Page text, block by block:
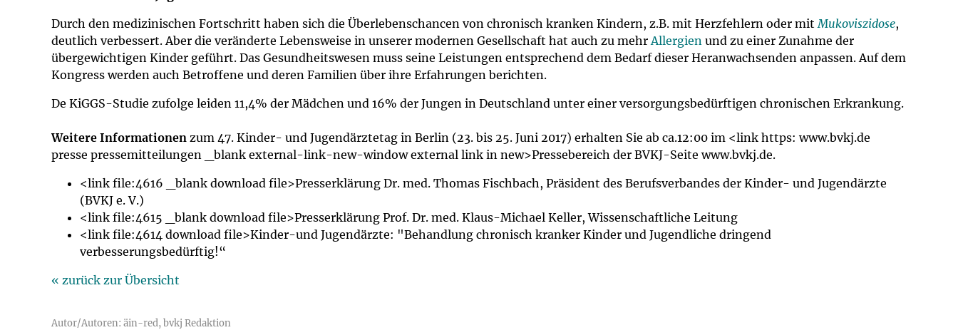
Häufige Fragen
Vorsorge- und Impferinnerung
Hörlexikon
Entwicklungskalender
U0-Vorsorge
Durch den medizinischen Fortschritt haben sich die Überlebenschancen von chronisch kranken Kindern, z.B. mit Herzfehlern oder mitMukoviszidose,
deutlich verbessert. Aber die veränderte Lebensweise in unserer modernen Gesellschaft hat auch zu mehrAllergien und zu einer Zunahme der
übergewichtigen Kinder geführt. Das Gesundheitswesen muss seine Leistungen entsprechend dem Bedarf dieser Heranwachsenden anpassen. Auf dem
Kongress werden auch Betroffene und deren Familien über ihre Erfahrungen berichten.
De KiGGS-Studie zufolge leiden 11,4% der Mädchen und 16% der Jungen in Deutschland unter einer versorgungsbedürftigen chronischen Erkrankung.
Weitere Informationen zum 47. Kinder- und Jugendärztetag in Berlin (23. bis 25. Juni 2017) erhalten Sie ab ca.12:00 im <link https: www.bvkj.de
presse pressemitteilungen _blank external-link-new-window external link in new>Pressebereich der BVKJ-Seite www.bvkj.de.
<link file:4616 _blank download file>Presserklärung Dr. med. Thomas Fischbach, Präsident des Berufsverbandes der Kinder- und Jugendärzte
(BVKJ e. V.)
<link file:4615 _blank download file>Presserklärung Prof. Dr. med. Klaus-Michael Keller, Wissenschaftliche Leitung
<link file:4614 download file>Kinder-und Jugendärzte: "Behandlung chronisch kranker Kinder und Jugendliche dringend
verbesserungsbedürftig!“
« zurück zur Übersicht
Autor/Autoren: äin-red, bvkj Redaktion